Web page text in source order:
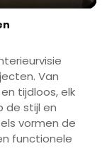
Van
tijdloos, elk
de stijl en
vormen de
functionele